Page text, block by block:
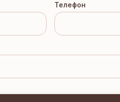
Телефон